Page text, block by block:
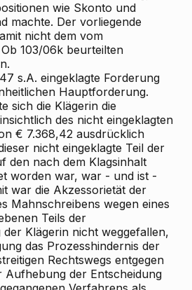
wie Skonto und
machte. Der vorliegende
nicht dem vom
103/06k beurteilten
s.A. eingeklagte Forderung
Hauptforderung.
sich die Klägerin die
des nicht eingeklagten
€ 7.368,42 ausdrücklich
nicht eingeklagte Teil der
den nach dem Klagsinhalt
worden war, war - und ist -
war die Akzessorietät der
Mahnschreibens wegen eines
Teils der
Klägerin nicht weggefallen,
das Prozesshindernis der
Rechtswegs entgegen
Aufhebung der Entscheidung